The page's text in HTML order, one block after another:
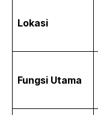
Lokasi
Fungsi Utama